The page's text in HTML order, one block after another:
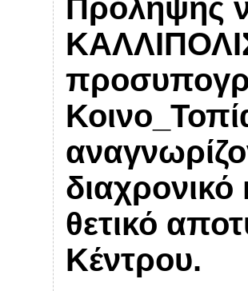
Πρόληψης
διαχρονικό
θετικό
Κέντρου.